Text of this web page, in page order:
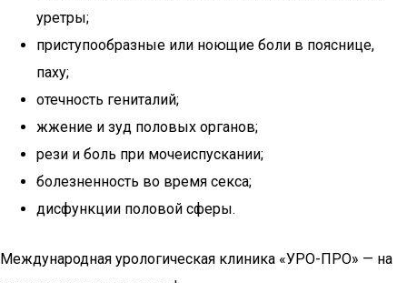
уретры;
приступообразные или ноющие боли в пояснице,
паху;
отечность гениталий;
жжение и зуд половых органов;
рези и боль при мочеиспускании;
болезненность во время секса;
дисфункции половой сферы.
Международная урологическая клиника «УРО-ПРО» — на